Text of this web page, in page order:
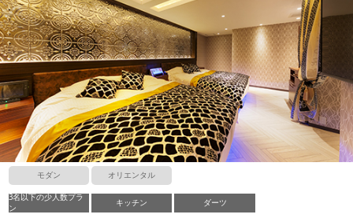
モダン オリエンタル
3名以下の少人数プラ
ン
キッチン ダーツ